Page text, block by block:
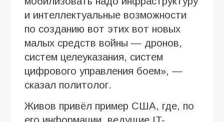
и интеллектуальные возможности
по созданию вот этих вот новых
малых средств войны — дронов,
систем целеуказания, систем
цифрового управления боем», —
сказал политолог.
Живов привёл пример США, где, по